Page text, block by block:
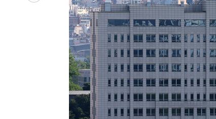
'월드컵 탈락 후폭풍' 축구협회…초유의 압수수색에 '
서울 낮 37.9도, 올여름 최고치 경신…영등포 순간
[속보]종합특검, 대검 추가 압수수색…내란 중요임무
[속보]코스닥, 800p 회복…0.26% 오른 801.67 마
[속보]코스피, 301.88포인트(4.58%) 내린
[속보]원·달러 환율, 0.7원 내린 1423.8원 마감
"여기 떨어졌다"…다누리, 스페이스X 로켓 달 충돌
손흥민, 5경기 연속골 실패…LAFC는 승부차기 끝 과